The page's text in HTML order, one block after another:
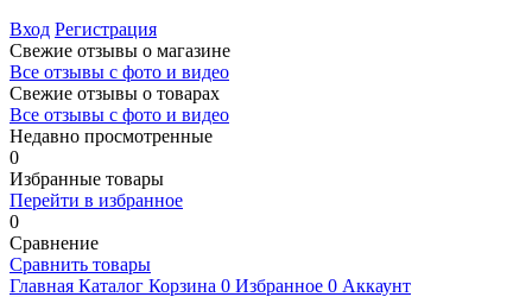
Вход Регистрация
Свежие отзывы о магазине
Все отзывы с фото и видео
Свежие отзывы о товарах
Все отзывы c фото и видео
Недавно просмотренные
0
Избранные товары
Перейти в избранное
0
Сравнение
Сравнить товары
Главная Каталог Корзина 0 Избранное 0 Аккаунт